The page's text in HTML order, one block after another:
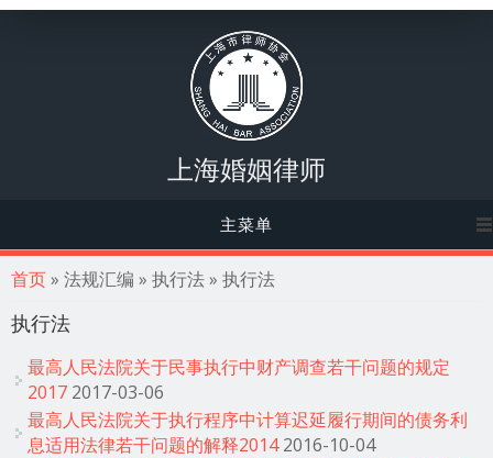
上海婚姻律师
主菜单
你在这里
首页» 法规汇编 » 执行法 » 执行法
执行法
最高人民法院关于民事执行中财产调查若干问题的规定
2017 2017-03-06
最高人民法院关于执行程序中计算迟延履行期间的债务利
息适用法律若干问题的解释2014 2016-10-04